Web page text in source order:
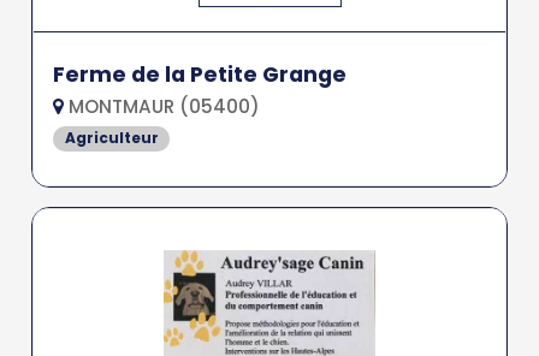
Ferme de la Petite Grange
MONTMAUR (05400)
Agriculteur